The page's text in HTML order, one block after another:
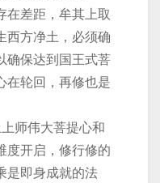
在差距，牟其上取
西方净土，必须确
确保达到国王式菩
在轮回，再修也是
师伟大菩提心和
度开启，修行修的
是即身成就的法